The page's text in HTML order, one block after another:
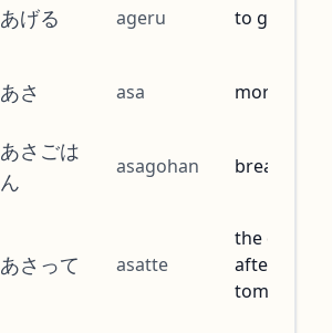
あげる ageru to give
あさ asa morning
あさごは
ん
asagohan breakfast
あさって asatte
the day
after
tomorrow